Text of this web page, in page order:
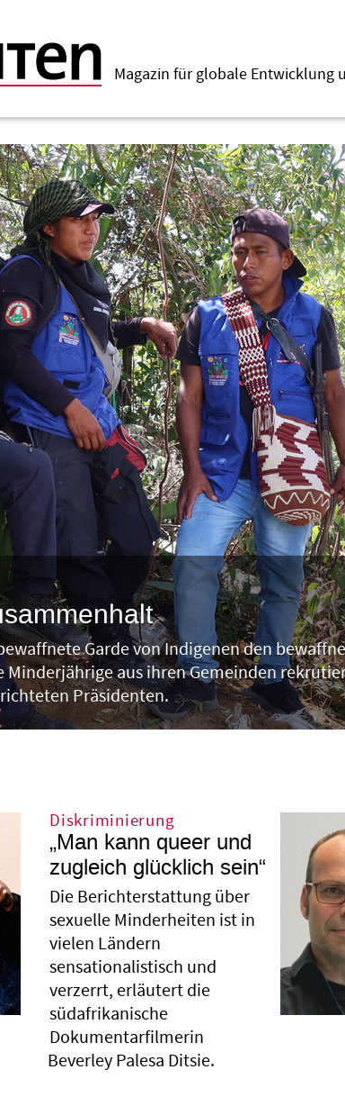
Magazin für globale Entwicklung
Garde von Indigenen den
aus ihren Gemeinden
Präsidenten.
Diskriminierung
„Man kann queer und
zugleich glücklich sein“
Die Berichterstattung über
sexuelle Minderheiten ist in
vielen Ländern
sensationalistisch und
verzerrt, erläutert die
südafrikanische
Dokumentarfilmerin
Beverley Palesa Ditsie.